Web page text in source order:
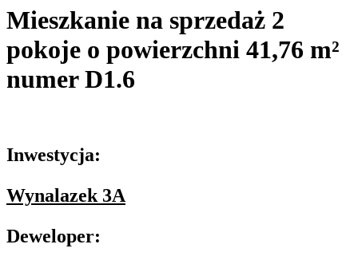
Mieszkanie na sprzedaż 2
pokoje o powierzchni 41,76 m²
numer D1.6
Inwestycja:
Wynalazek 3A
Deweloper: